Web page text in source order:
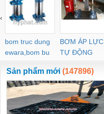
bom truc dung
ewara,bom bu
ewara
BƠM ÁP LỰC
TỰ ĐỘNG
‹
Sản phẩm mới (147896)